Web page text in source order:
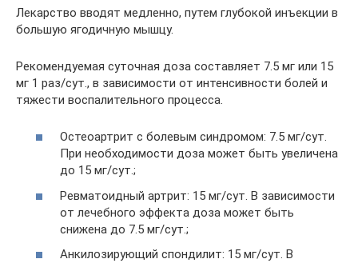
Лекарство вводят медленно, путем глубокой инъекции в
большую ягодичную мышцу.
Рекомендуемая суточная доза составляет 7.5 мг или 15
мг 1 раз/сут., в зависимости от интенсивности болей и
тяжести воспалительного процесса.
Остеоартрит с болевым синдромом: 7.5 мг/сут.
При необходимости доза может быть увеличена
до 15 мг/сут.;
Ревматоидный артрит: 15 мг/сут. В зависимости
от лечебного эффекта доза может быть
снижена до 7.5 мг/сут.;
Анкилозирующий спондилит: 15 мг/сут. В